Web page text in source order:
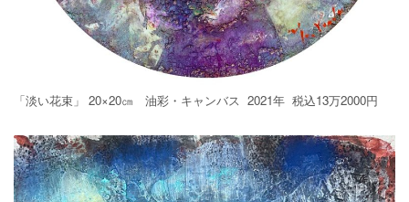
「淡い花束」 20×20㎝ 油彩・キャンバス 2021年 税込13万2000円